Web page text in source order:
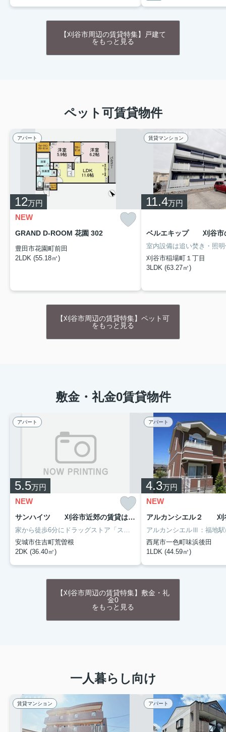
【刈谷市周辺の賃貸特集】戸建て
をもっと見る
ペット可賃貸物件
アパート
12万円
NEW
GRAND D-ROOM 花園 302
豊田市花園町前田
2LDK (55.18㎡)
賃貸マンション
11.4万円
刈谷市稲場町１丁目
3LDK (63.27㎡)
【刈谷市周辺の賃貸特集】ペット可
をもっと見る
敷金・礼金0賃貸物件
アパート
5.5万円
NEW
サンハイツ 刈谷市近郊の賃貸はクラスホーム刈谷店 202
安城市住吉町荒曽根
2DK (36.40㎡)
アパート
4.3万円
NEW
西尾市一色町味浜後田
1LDK (44.59㎡)
【刈谷市周辺の賃貸特集】敷金・礼
金0
をもっと見る
一人暮らし向け
賃貸マンション アパート